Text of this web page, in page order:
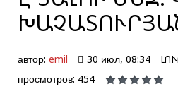
автор: emil 30 июл, 08:34
просмотров: 454